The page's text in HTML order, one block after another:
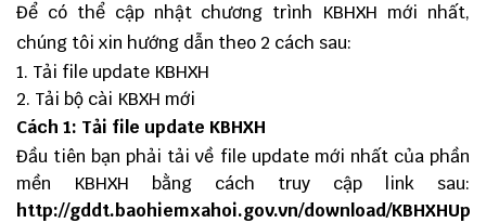
Để có thể cập nhật chương trình KBHXH mới nhất,
chúng tôi xin hướng dẫn theo 2 cách sau:
Tải file update KBHXH
Tải bộ cài KBXH mới
Cách 1: Tải file update KBHXH
Đầu tiên bạn phải tải về file update mới nhất của phần
mền KBHXH bằng cách truy cập link sau:
http://gddt.baohiemxahoi.gov.vn/download/